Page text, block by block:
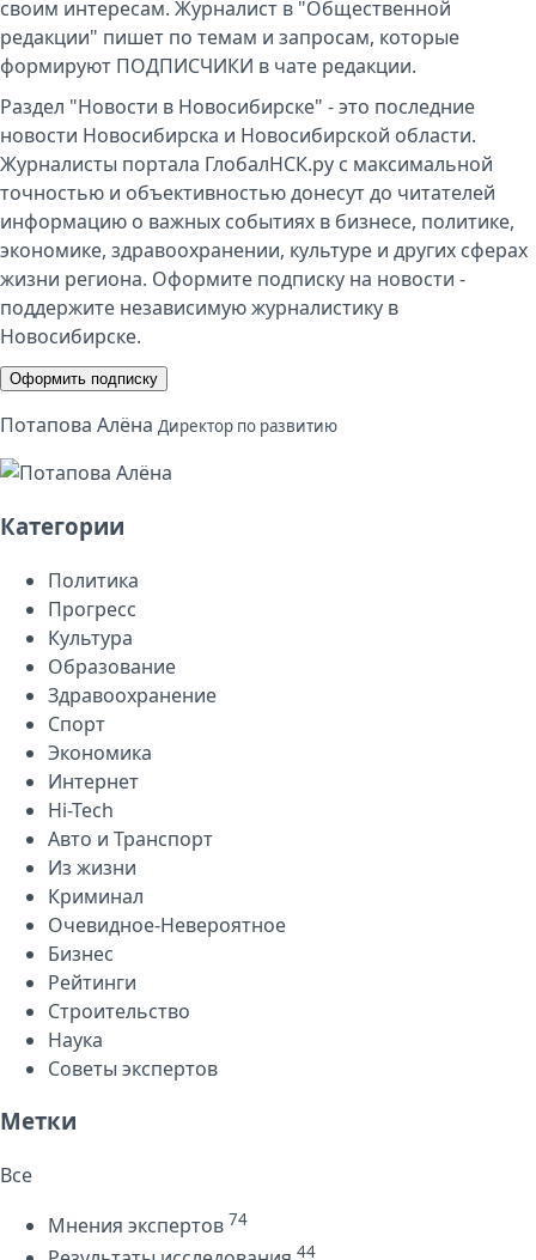
своим интересам. Журналист в "Общественной
редакции" пишет по темам и запросам, которые
формируют ПОДПИСЧИКИ в чате редакции.
Раздел "Новости в Новосибирске" - это последние
новости Новосибирска и Новосибирской области.
Журналисты портала ГлобалНСК.ру с максимальной
точностью и объективностью донесут до читателей
информацию о важных событиях в бизнесе, политике,
экономике, здравоохранении, культуре и других сферах
жизни региона. Оформите подписку на новости -
поддержите независимую журналистику в
Новосибирске.
Оформить подписку
Потапова Алёна Директор по развитию
Категории
Политика
Прогресс
Культура
Образование
Здравоохранение
Спорт
Экономика
Интернет
Hi-Tech
Авто и Транспорт
Из жизни
Криминал
Очевидное-Невероятное
Бизнес
Рейтинги
Строительство
Наука
Советы экспертов
Метки
Все
Мнения экспертов 74
44